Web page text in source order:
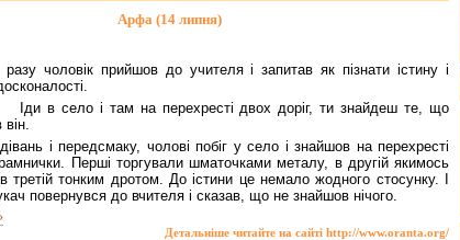
Арфа (14 липня)
чоловік прийшов до учителя і запитав як пізнати істину і
село і там на перехресті двох доріг, ти знайдеш те, що
і передсмаку, чолові побіг у село і знайшов на перехресті
Перші торгували шматочками металу, в другій якимось
третій тонким дротом. До істини це немало жодного стосунку. І
повернувся до вчителя і сказав, що не знайшов нічого.
Детальніше читайте на сайті http://www.oranta.org/